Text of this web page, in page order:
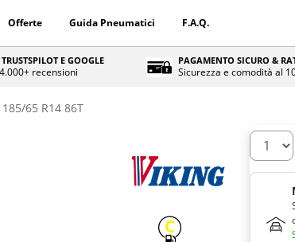
Offerte Guida Pneumatici F.A.Q.
E GOOGLE
recensioni
PAGAMENTO SICURO &
Sicurezza e comodità al
185/65 R14 86T
C
Quantità